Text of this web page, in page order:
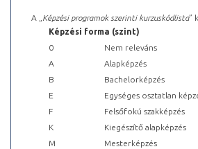
A „ Képzési programok szerinti kurzuskódlista”
Képzési forma (szint)
0
Nem releváns
A
Alapképzés
B
Bachelorképzés
E
Egységes osztatlan
F
Felsőfokú szakképzés
K
Kiegészítő alapképzés
M
Mesterképzés